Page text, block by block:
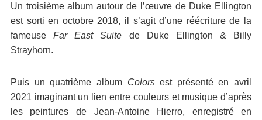
Un troisième album autour de l’œuvre de Duke Ellington
est sorti en octobre 2018, il s’agit d’une réécriture de la
fameuseFar East Suite de Duke Ellington & Billy
Strayhorn.
Puis un quatrième album Colorsest présenté en avril
2021 imaginant un lien entre couleurs et musique d’après
les peintures de Jean-Antoine Hierro, enregistré en